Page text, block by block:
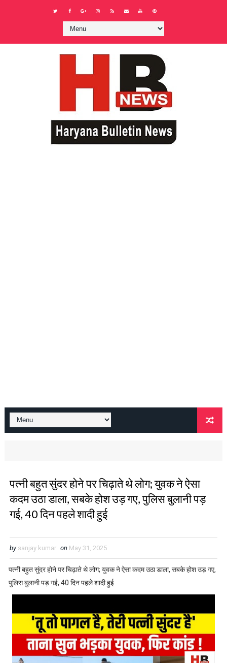
पत्नी बहुत सुंदर होने पर चिढ़ाते थे लोग; युवक ने ऐसा
कदम उठा डाला, सबके होश उड़ गए, पुलिस बुलानी पड़
गई, 40 दिन पहले शादी हुई
by sanjay kumar on May 31, 2025
पत्नी बहुत सुंदर होने पर चिढ़ाते थे लोग; युवक ने ऐसा कदम उठा डाला, सबके होश उड़ गए,
पुलिस बुलानी पड़ गई, 40 दिन पहले शादी हुई